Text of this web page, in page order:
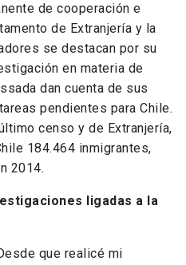
de cooperación e
de Extranjería y la
se destacan por su
en materia de
dan cuenta de sus
pendientes para Chile.
censo y de Extranjería,
184.464 inmigrantes,
2014.
ligadas a la
que realicé mi